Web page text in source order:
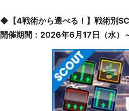
◆【4戦術から選べる！】戦術別
開催期間：2026年6月17日（水）